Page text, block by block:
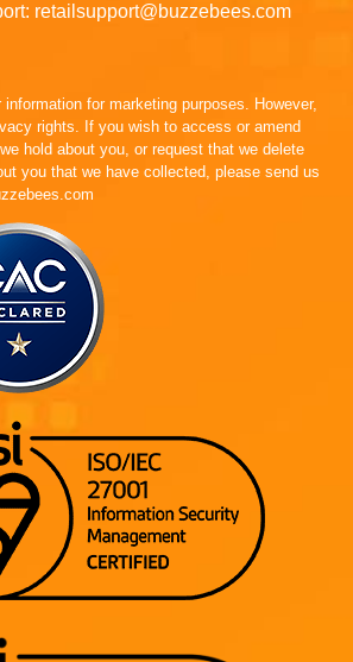
retailsupport@buzzebees.com
for marketing purposes. However,
rights. If you wish to access or amend
hold about you, or request that we delete
you that we have collected, please send us